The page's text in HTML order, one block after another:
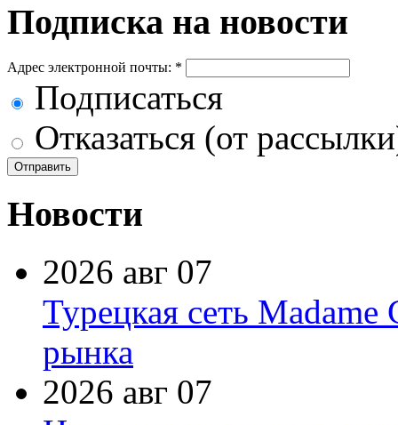
Подписка на новости
Адрес электронной почты: *
Подписаться
Отказаться (от
Новости
2026 авг 07
Турецкая сеть Madame
рынка
2026 авг 07